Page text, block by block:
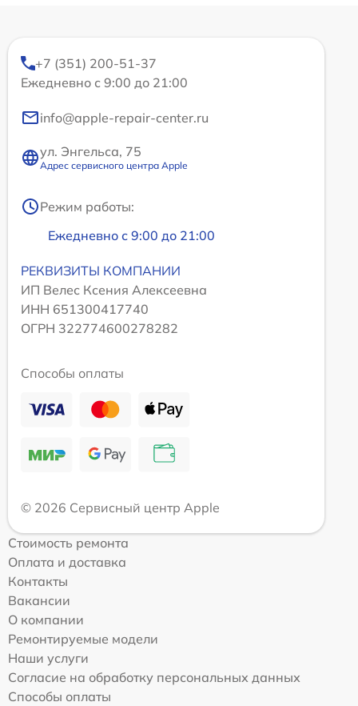
+7 (351) 200-51-37
Ежедневно с 9:00 до 21:00
info@apple-repair-center.ru
ул. Энгельса, 75
Адрес сервисного центра Apple
Режим работы:
Ежедневно с 9:00 до 21:00
РЕКВИЗИТЫ КОМПАНИИ
ИП Велес Ксения Алексеевна
ИНН 651300417740
ОГРН 322774600278282
Способы оплаты
© 2026 Сервисный центр Apple
Стоимость ремонта
Оплата и доставка
Контакты
Вакансии
О компании
Ремонтируемые модели
Наши услуги
Согласие на обработку персональных данных
Способы оплаты